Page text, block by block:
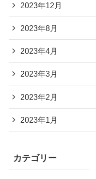
2023年12月
2023年8月
2023年4月
2023年3月
2023年2月
2023年1月
カテゴリー